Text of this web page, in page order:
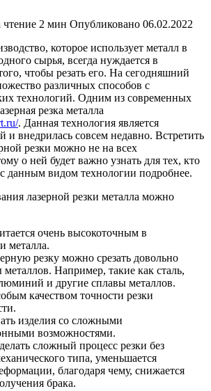
2 мин Опубликовано 06.02.2022
которое использует металл в
сырья, всегда нуждается в
чтобы резать его. На сегодняшний
различных способов с
технологий. Одним из современных
резка металла
. Данная технология является
и внедрилась совсем недавно. Встретить
резки можно не на всех
о ней будет важно узнать для тех, кто
данным видом технологии подробнее.
лазерной резки металла можно
очень высокоточным в
металла.
резку можно срезать довольно
Например, такие как сталь,
и другие сплавы металлов.
качеством точности резки
изделия со сложными
возможностями.
сложный процесс резки без
типа, уменьшается
благодаря чему, снижается
брака.